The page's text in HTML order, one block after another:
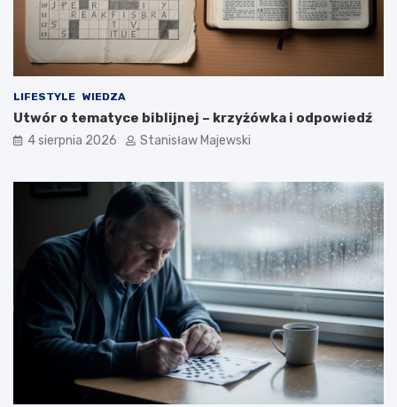
LIFESTYLE WIEDZA
Utwór o tematyce biblijnej – krzyżówka i odpowiedź
4 sierpnia 2026 Stanisław Majewski